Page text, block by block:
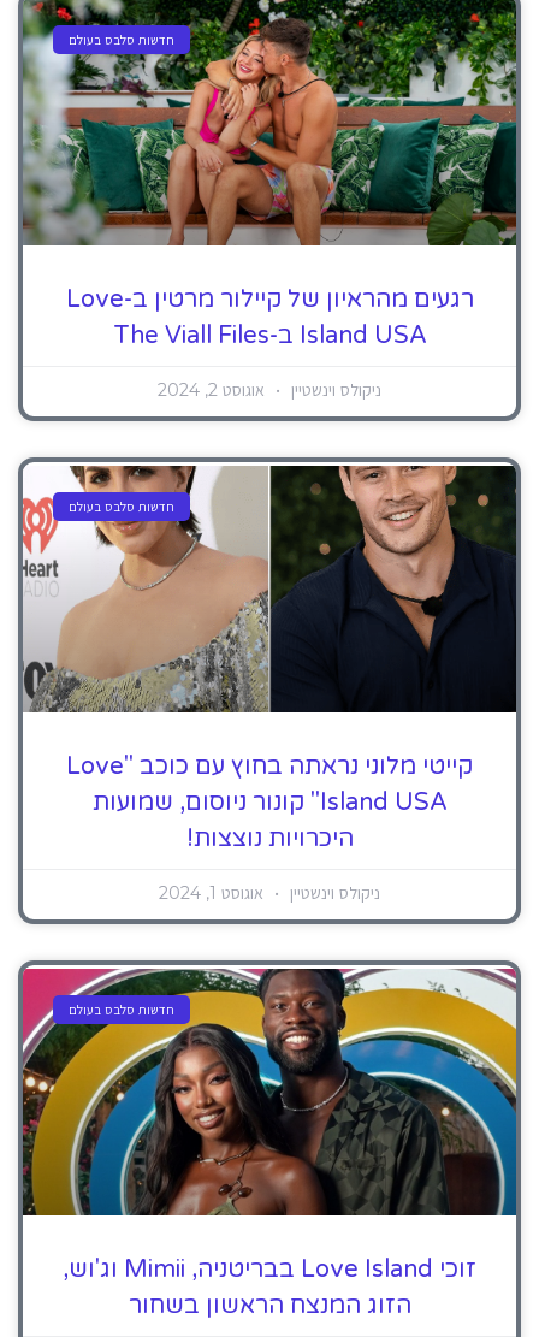
חדשות סלבס בעולם
רגעים מהראיון של קיילור מרטין ב-Love
Island USA ב-The Viall Files
ניקולס וינשטיין אוגוסט 2, 2024
חדשות סלבס בעולם
קייטי מלוני נראתה בחוץ עם כוכב "Love
Island USA" קונור ניוסום, שמועות
היכרויות נוצצות!
ניקולס וינשטיין אוגוסט 1, 2024
חדשות סלבס בעולם
זוכי Love Island בבריטניה, Mimii וג'וש,
הזוג המנצח הראשון בשחור